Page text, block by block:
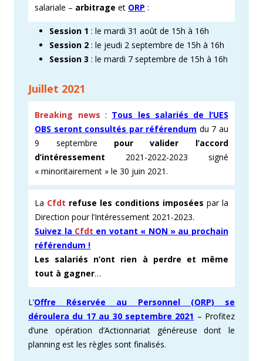
salariale – arbitrageet ORP :
Session 1 : le mardi 31 août de 15h à 16h
Session 2 : le jeudi 2 septembre de 15h à 16h
Session 3 : le mardi 7 septembre de 15h à 16h
Juillet 2021
Breaking news : Tous les salariés de l’UES
OBS seront consultés par référendum du 7 au
9 septembre pour valider l’accord
d’intéressement 2021-2022-2023 signé
« minoritairement » le 30 juin 2021.
La Cfdt refuse les conditions imposées par la
Direction pour l’Intéressement 2021-2023.
Suivez la Cfdt en votant « NON » au prochain
référendum !
Les salariés n’ont rien à perdre et même
tout à gagner…
L’Offre Réservée au Personnel (ORP) se
déroulera du 17 au 30 septembre 2021 – Profitez
d’une opération d’Actionnariat généreuse dont le
planning est les règles sont finalisés.